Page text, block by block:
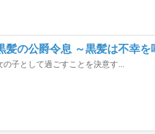
の公爵令息 ～黒髪は不幸
子として過ごすことを決意す...